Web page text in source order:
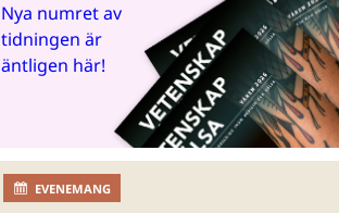
Nya numret av
tidningen är
äntligen här!
EVENEMANG